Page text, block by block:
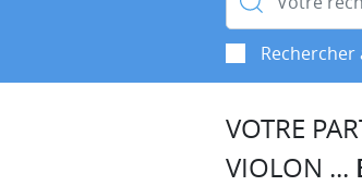
VOTRE
VIOLON ...